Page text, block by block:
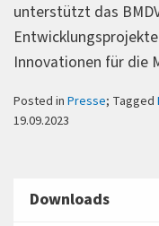
unterstützt das
Innovationen für die
Posted in Presse; Tagged
19.09.2023
Downloads